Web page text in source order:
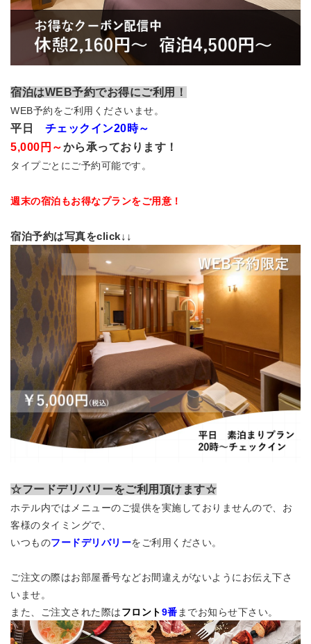
宿泊はWEB予約でお得にご利用！
WEB予約をご利用くださいませ。
平日 チェックイン20時～
5,000円～から承っております！
タイプごとにご予約可能です。
週末の宿泊もお得なプランをご用意！
宿泊予約は写真をclick↓↓
☆フードデリバリーをご利用頂けます☆
ホテル内ではメニューのご提供を実施しておりませんので、お
客様のタイミングで、
いつものフードデリバリーをご利用ください。
ご注文の際はお部屋番号などお間違えがないようにお伝え下さ
いませ。
また、ご注文された際はフロント9番 までお知らせ下さい。